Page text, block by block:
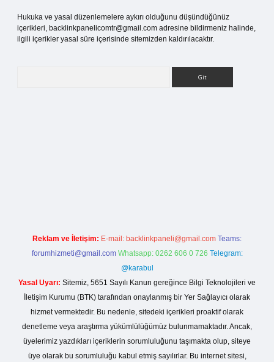
Hukuka ve yasal düzenlemelere aykırı olduğunu düşündüğünüz
içerikleri, backlinkpanelicomtr@gmail.com adresine bildirmeniz halinde,
ilgili içerikler yasal süre içerisinde sitemizden kaldırılacaktır.
Reklam ve İletişim: E-mail: backlinkpaneli@gmail.com Teams:
forumhizmeti@gmail.com Whatsapp: 0262 606 0 726 Telegram:
@karabul
Yasal Uyarı: Sitemiz, 5651 Sayılı Kanun gereğince Bilgi Teknolojileri ve
İletişim Kurumu (BTK) tarafından onaylanmış bir Yer Sağlayıcı olarak
hizmet vermektedir. Bu nedenle, sitedeki içerikleri proaktif olarak
denetleme veya araştırma yükümlülüğümüz bulunmamaktadır. Ancak,
üyelerimiz yazdıkları içeriklerin sorumluluğunu taşımakta olup, siteye
üye olarak bu sorumluluğu kabul etmiş sayılırlar. Bu internet sitesi,